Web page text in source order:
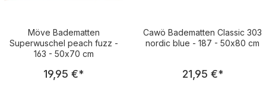
Möve Badematten
Superwuschel peach fuzz -
163 - 50x70 cm
Regulärer Preis:
19,95 €*
Cawö Badematten Classic 303
nordic blue - 187 - 50x80 cm
Regulärer
21,95 €*